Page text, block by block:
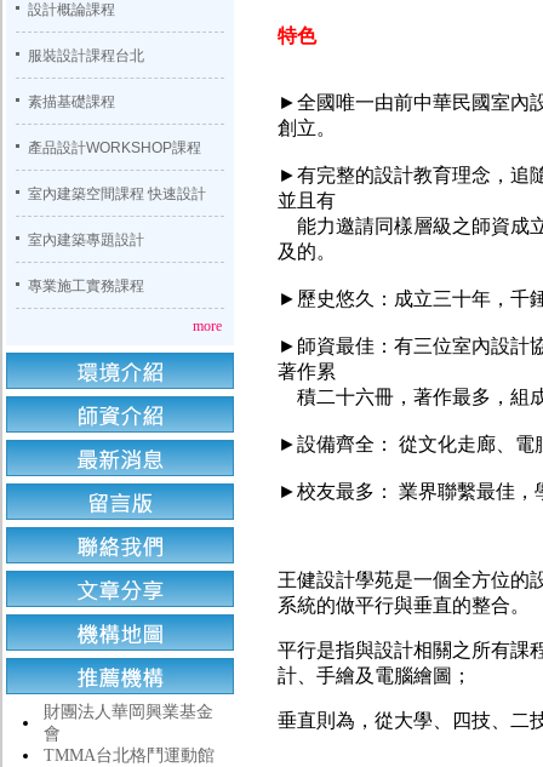
設計概論課程
服裝設計課程台北
素描基礎課程
產品設計WORKSHOP課程
室內建築空間課程 快速設計
室內建築專題設計
專業施工實務課程
more
財團法人華岡興業基金
會
TMMA台北格鬥運動館
特色
►全國唯一由前中華民國室內
創立。
►有完整的設計教育理念，追
並且有
能力邀請同樣層級之師資成
及的。
►歷史悠久：成立三十年，千
►師資最佳：有三位室內設計
著作累
積二十六冊，著作最多，組
►設備齊全： 從文化走廊、電
►校友最多： 業界聯繫最佳，
王健設計學苑是一個全方位的
系統的做平行與垂直的整合。
平行是指與設計相關之所有課
計、手繪及電腦繪圖；
垂直則為，從大學、四技、二